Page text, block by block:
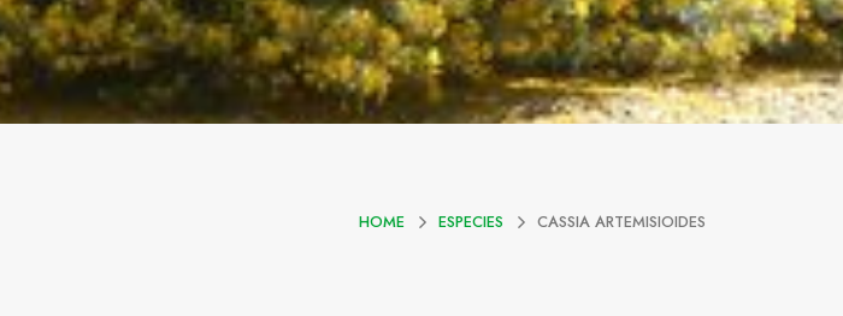
HOME ESPECIES CASSIA ARTEMISIOIDES